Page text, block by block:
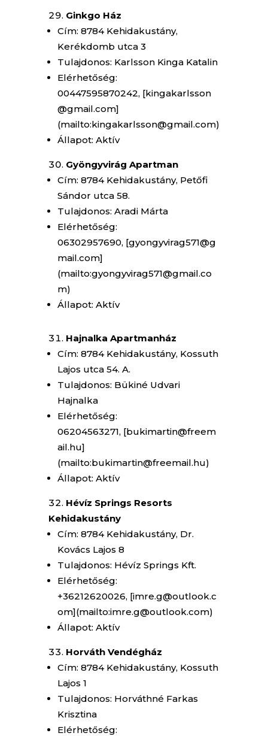
Ginkgo Ház
Cím: 8784 Kehidakustány,
Kerékdomb utca 3
Tulajdonos: Karlsson Kinga Katalin
Elérhetőség:
00447595870242, [kingakarlsson
@gmail.com]
(mailto:kingakarlsson@gmail.com)
Állapot: Aktív
Gyöngyvirág Apartman
Cím: 8784 Kehidakustány, Petőfi
Sándor utca 58.
Tulajdonos: Aradi Márta
Elérhetőség:
06302957690, [gyongyvirag571@g
mail.com]
(mailto:gyongyvirag571@gmail.co
m)
Állapot: Aktív
Hajnalka Apartmanház
Cím: 8784 Kehidakustány, Kossuth
Lajos utca 54. A.
Tulajdonos: Bükiné Udvari
Hajnalka
Elérhetőség:
06204563271, [bukimartin@freem
ail.hu]
(mailto:bukimartin@freemail.hu)
Állapot: Aktív
Hévíz Springs Resorts
Kehidakustány
Cím: 8784 Kehidakustány, Dr.
Kovács Lajos 8
Tulajdonos: Hévíz Springs Kft.
Elérhetőség:
+36212620026, [imre.g@outlook.c
om](mailto:imre.g@outlook.com)
Állapot: Aktív
Horváth Vendégház
Cím: 8784 Kehidakustány, Kossuth
Lajos 1
Tulajdonos: Horváthné Farkas
Krisztina
Elérhetőség: